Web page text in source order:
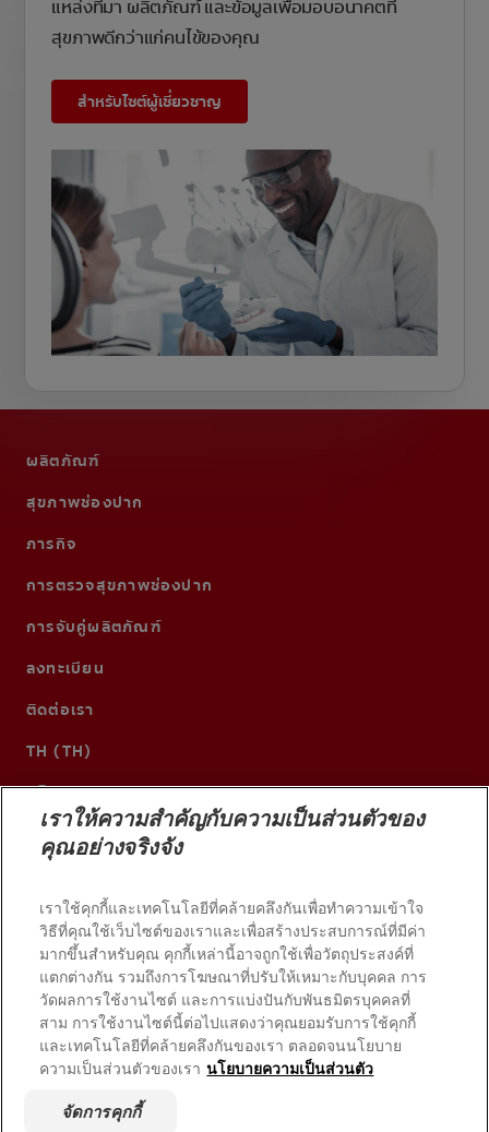
แหล่งที่มา ผลิตภัณฑ์ และข้อมูลเพื่อมอบอนาคตที่
สุขภาพดีกว่าแก่คนไข้ของคุณ
สำหรับไซต์ผู้เชี่ยวชาญ
ผลิตภัณฑ์
สุขภาพช่องปาก
ภารกิจ
การตรวจสุขภาพช่องปาก
การจับคู่ผลิตภัณฑ์
ลงทะเบียน
ติดต่อเรา
TH (TH)
© 2026 บริษัท คอลเกต-ปาล์มโอลีฟ สงวนลิขสิทธิ์
เงื่อนไขการใช้งาน
นโยบายความเป็นส่วนตัว
เราให้ความสำคัญกับความเป็นส่วนตัวของ
คุณอย่างจริงจัง
เราใช้คุกกี้และเทคโนโลยีที่คล้ายคลึงกันเพื่อทำความเข้าใจ
วิธีที่คุณใช้เว็บไซต์ของเราและเพื่อสร้างประสบการณ์ที่มีค่า
มากขึ้นสำหรับคุณ คุกกี้เหล่านี้อาจถูกใช้เพื่อวัตถุประสงค์ที่
แตกต่างกัน รวมถึงการโฆษณาที่ปรับให้เหมาะกับบุคคล การ
วัดผลการใช้งานไซต์ และการแบ่งปันกับพันธมิตรบุคคลที่
สาม การใช้งานไซต์นี้ต่อไปแสดงว่าคุณยอมรับการใช้คุกกี้
และเทคโนโลยีที่คล้ายคลึงกันของเรา ตลอดจนนโยบาย
ความเป็นส่วนตัวของเรา นโยบายความเป็นส่วนตัว
จัดการคุกกี้